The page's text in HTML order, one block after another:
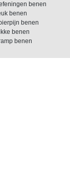
benen
benen
benen
benen
benen